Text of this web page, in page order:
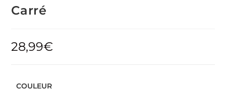
Carré
28,99€
COULEUR